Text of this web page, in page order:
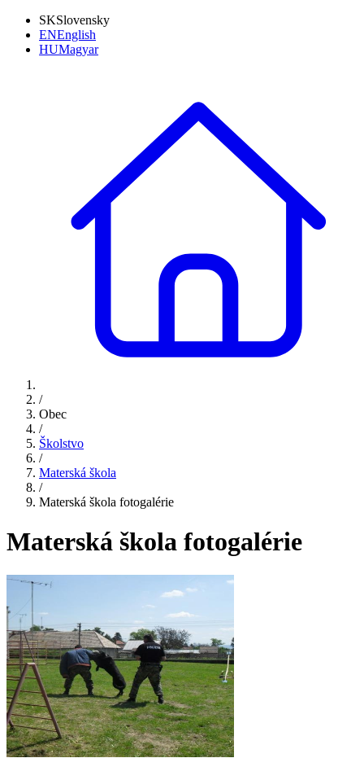
SKSlovensky
ENEnglish
HUMagyar
/
Obec
/
Školstvo
/
Materská škola
/
Materská škola fotogalérie
Materská škola fotogalérie